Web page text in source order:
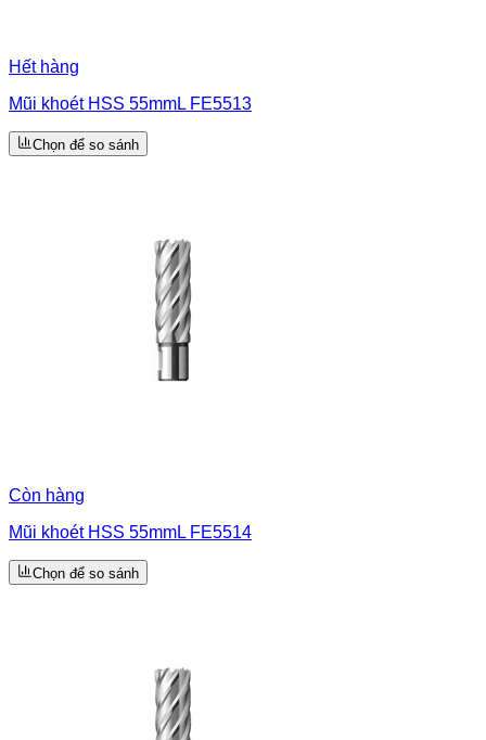
Hết hàng
Mũi khoét HSS 55mmL FE5513
Chọn để so sánh
Còn hàng
Mũi khoét HSS 55mmL FE5514
Chọn để so sánh